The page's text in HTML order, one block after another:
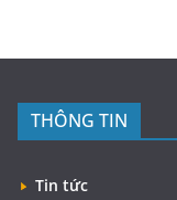
THÔNG TIN
Tin tức